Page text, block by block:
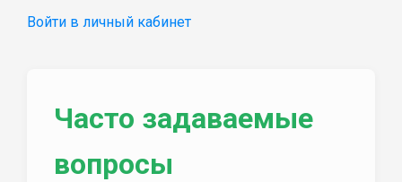
Войти в личный кабинет
Часто задаваемые
вопросы